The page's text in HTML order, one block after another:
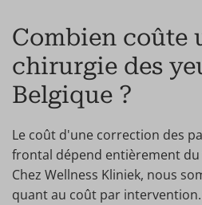
Combien coûte
chirurgie des
Belgique ?
Le coût d'une correction des
frontal dépend entièrement
Chez Wellness Kliniek, nous
quant au coût par